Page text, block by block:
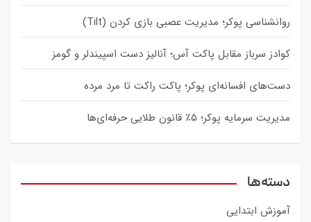
روانشناسی پوکر؛ مدیریت عصبی بازی کردن (Tilt)
کوادز سرباز مقابل پاکت آس؛ آنالیز دست اسپیندلر و گومز
دست‌های افسانه‌ای پوکر؛ پاکت راکت تا مرد مرده
مدیریت سرمایه پوکر؛ ۵٪ قانون طلایی حرفه‌ای‌ها
دسته‌ها
آموزش ابتدایی